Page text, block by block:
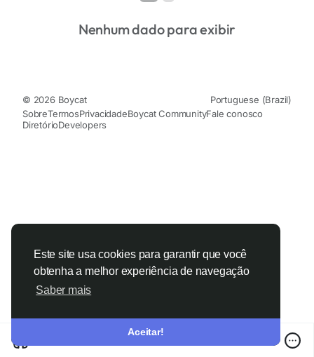
Este site usa cookies para garantir que você
obtenha a melhor experiência de navegação
Saber mais
Aceitar!
Nenhum dado para exibir
© 2026 Boycat
Portuguese (Brazil)
SobreTermosPrivacidadeBoycat CommunityFale conosco
DiretórioDevelopers